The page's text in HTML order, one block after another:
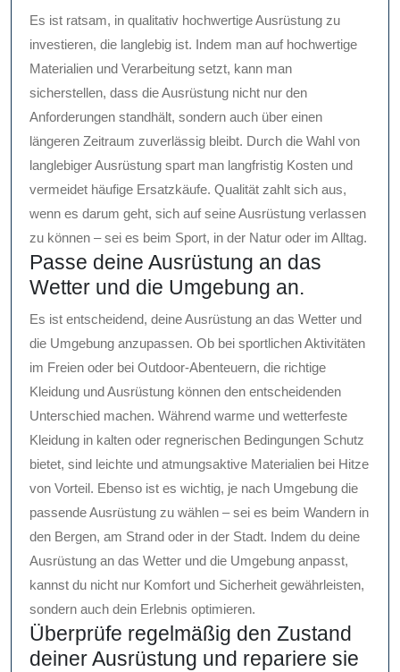
Es ist ratsam, in qualitativ hochwertige Ausrüstung zu
investieren, die langlebig ist. Indem man auf hochwertige
Materialien und Verarbeitung setzt, kann man
sicherstellen, dass die Ausrüstung nicht nur den
Anforderungen standhält, sondern auch über einen
längeren Zeitraum zuverlässig bleibt. Durch die Wahl von
langlebiger Ausrüstung spart man langfristig Kosten und
vermeidet häufige Ersatzkäufe. Qualität zahlt sich aus,
wenn es darum geht, sich auf seine Ausrüstung verlassen
zu können – sei es beim Sport, in der Natur oder im Alltag.
Passe deine Ausrüstung an das
Wetter und die Umgebung an.
Es ist entscheidend, deine Ausrüstung an das Wetter und
die Umgebung anzupassen. Ob bei sportlichen Aktivitäten
im Freien oder bei Outdoor-Abenteuern, die richtige
Kleidung und Ausrüstung können den entscheidenden
Unterschied machen. Während warme und wetterfeste
Kleidung in kalten oder regnerischen Bedingungen Schutz
bietet, sind leichte und atmungsaktive Materialien bei Hitze
von Vorteil. Ebenso ist es wichtig, je nach Umgebung die
passende Ausrüstung zu wählen – sei es beim Wandern in
den Bergen, am Strand oder in der Stadt. Indem du deine
Ausrüstung an das Wetter und die Umgebung anpasst,
kannst du nicht nur Komfort und Sicherheit gewährleisten,
sondern auch dein Erlebnis optimieren.
Überprüfe regelmäßig den Zustand
deiner Ausrüstung und repariere sie